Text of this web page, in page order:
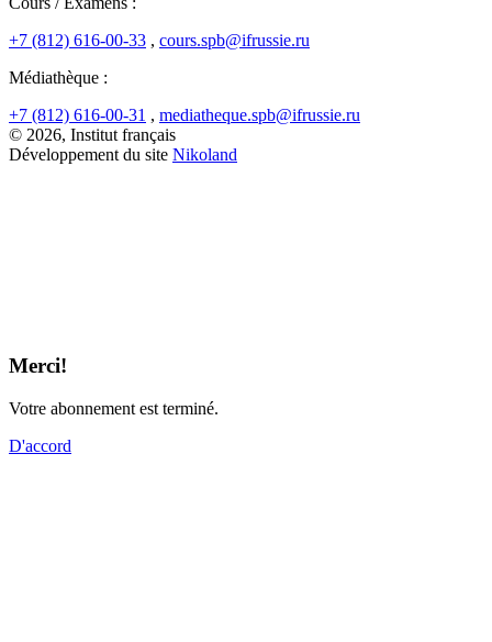
+7 (812) 616-00-33 , cours.spb@ifrussie.ru
Médiathèque :
+7 (812) 616-00-31 , mediatheque.spb@ifrussie.ru
© 2026, Institut français
Développement du site Nikoland
Merci!
Votre abonnement est terminé.
D'accord